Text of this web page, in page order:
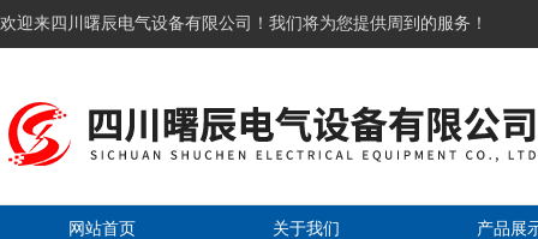
欢迎来四川曙辰电气设备有限公司！我们将为您提供周到的服务！
网站首页 关于我们 产品展